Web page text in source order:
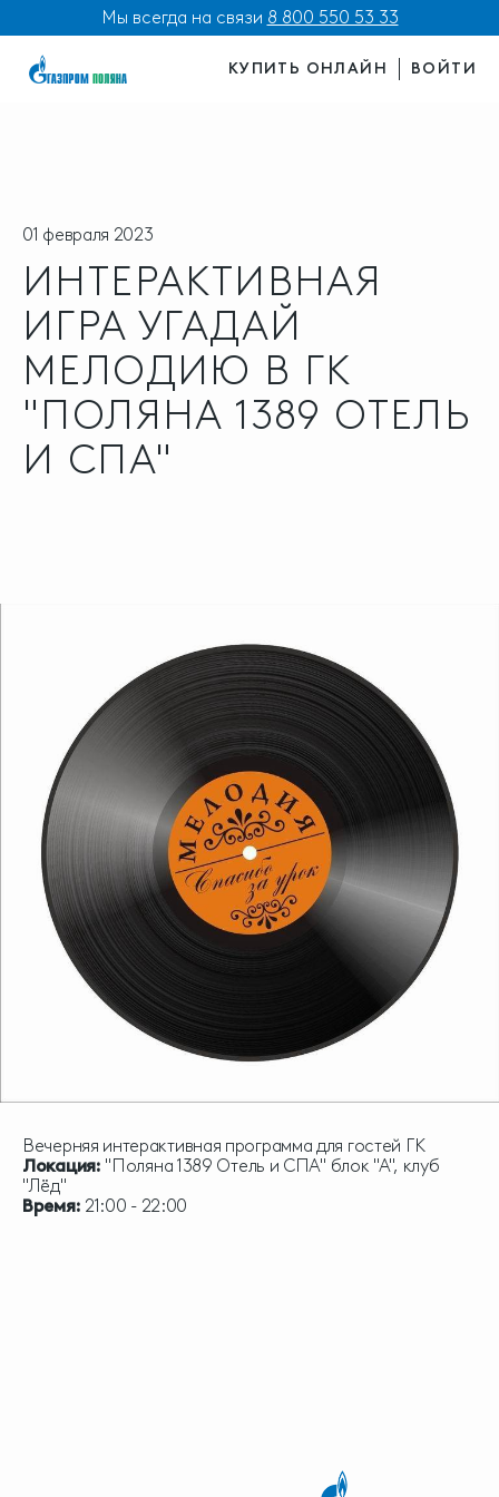
Мы всегда на связи 8 800 550 53 33
КУПИТЬ ОНЛАЙН ВОЙТИ
01 февраля 2023
ИНТЕРАКТИВНАЯ
ИГРА УГАДАЙ
МЕЛОДИЮ В ГК
"ПОЛЯНА 1389 ОТЕЛЬ
И СПА"
Вечерняя интерактивная программа для гостей ГК
Локация: "Поляна 1389 Отель и СПА" блок "А", клуб
"Лёд"
Время: 21:00 - 22:00